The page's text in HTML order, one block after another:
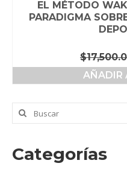
EL MÉTODO
PARADIGMA
$
AÑADIR
Buscar
por:
Categorías